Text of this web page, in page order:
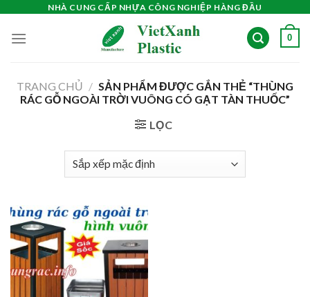
content
NHÀ CUNG CẤP NHỰA CÔNG NGHIỆP HÀNG ĐẦU
0
TRANG CHỦ / SẢN PHẨM ĐƯỢC GẮN THẺ “THÙNG
RÁC GỖ NGOÀI TRỜI VUÔNG CÓ GẠT TÀN THUỐC”
LỌC